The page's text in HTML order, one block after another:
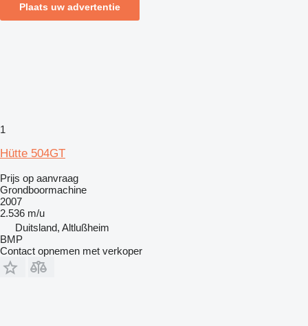
Plaats uw advertentie
1
Hütte 504GT
Prijs op aanvraag
Grondboormachine
2007
2.536 m/u
Duitsland, Altlußheim
BMP
Contact opnemen met verkoper